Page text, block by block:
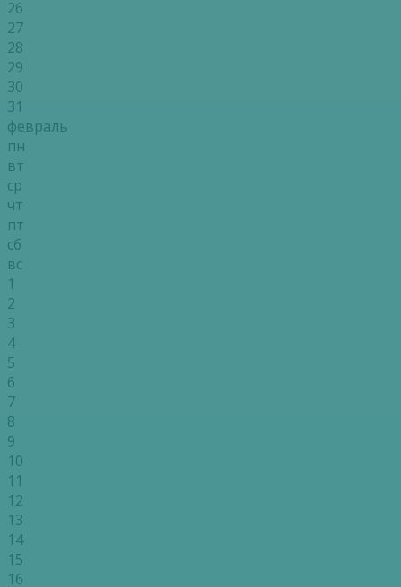
26
27
28
29
30
31
февраль
пн
вт
ср
чт
пт
сб
вс
1
2
3
4
5
6
7
8
9
10
11
12
13
14
15
16